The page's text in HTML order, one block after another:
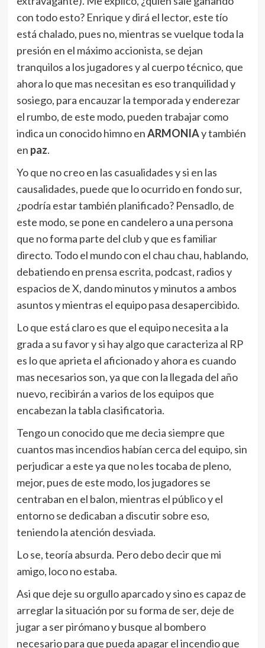
con todo esto? Enrique y dirá el lector, este tío
está chalado, pues no, mientras se vuelque toda la
presión en el máximo accionista, se dejan
tranquilos a los jugadores y al cuerpo técnico, que
ahora lo que mas necesitan es eso tranquilidad y
sosiego, para encauzar la temporada y enderezar
el rumbo, de este modo, pueden trabajar como
indica un conocido himno enARMONIAy también
en paz.
Yo que no creo en las casualidades y si en las
causalidades, puede que lo ocurrido en fondo sur,
¿podría estar también planificado? Pensadlo, de
este modo, se pone en candelero a una persona
que no forma parte del club y que es familiar
directo. Todo el mundo con el chau chau, hablando,
debatiendo en prensa escrita, podcast, radios y
espacios de X, dando minutos y minutos a ambos
asuntos y mientras el equipo pasa desapercibido.
Lo que está claro es que el equipo necesita a la
grada a su favor y si hay algo que caracteriza al RP
es lo que aprieta el aficionado y ahora es cuando
mas necesarios son, ya que con la llegada del año
nuevo, recibirán a varios de los equipos que
encabezan la tabla clasificatoria.
Tengo un conocido que me decia siempre que
cuantos mas incendios habían cerca del equipo, sin
perjudicar a este ya que no les tocaba de pleno,
mejor, pues de este modo, los jugadores se
centraban en el balon, mientras el público y el
entorno se dedicaban a discutir sobre eso,
teniendo la atención desviada.
Lo se, teoría absurda. Pero debo decir que mi
amigo, loco no estaba.
Asi que deje su orgullo aparcado y sino es capaz de
arreglar la situación por su forma de ser, deje de
jugar a ser pirómano y busque al bombero
necesario para que pueda apagar el incendio que